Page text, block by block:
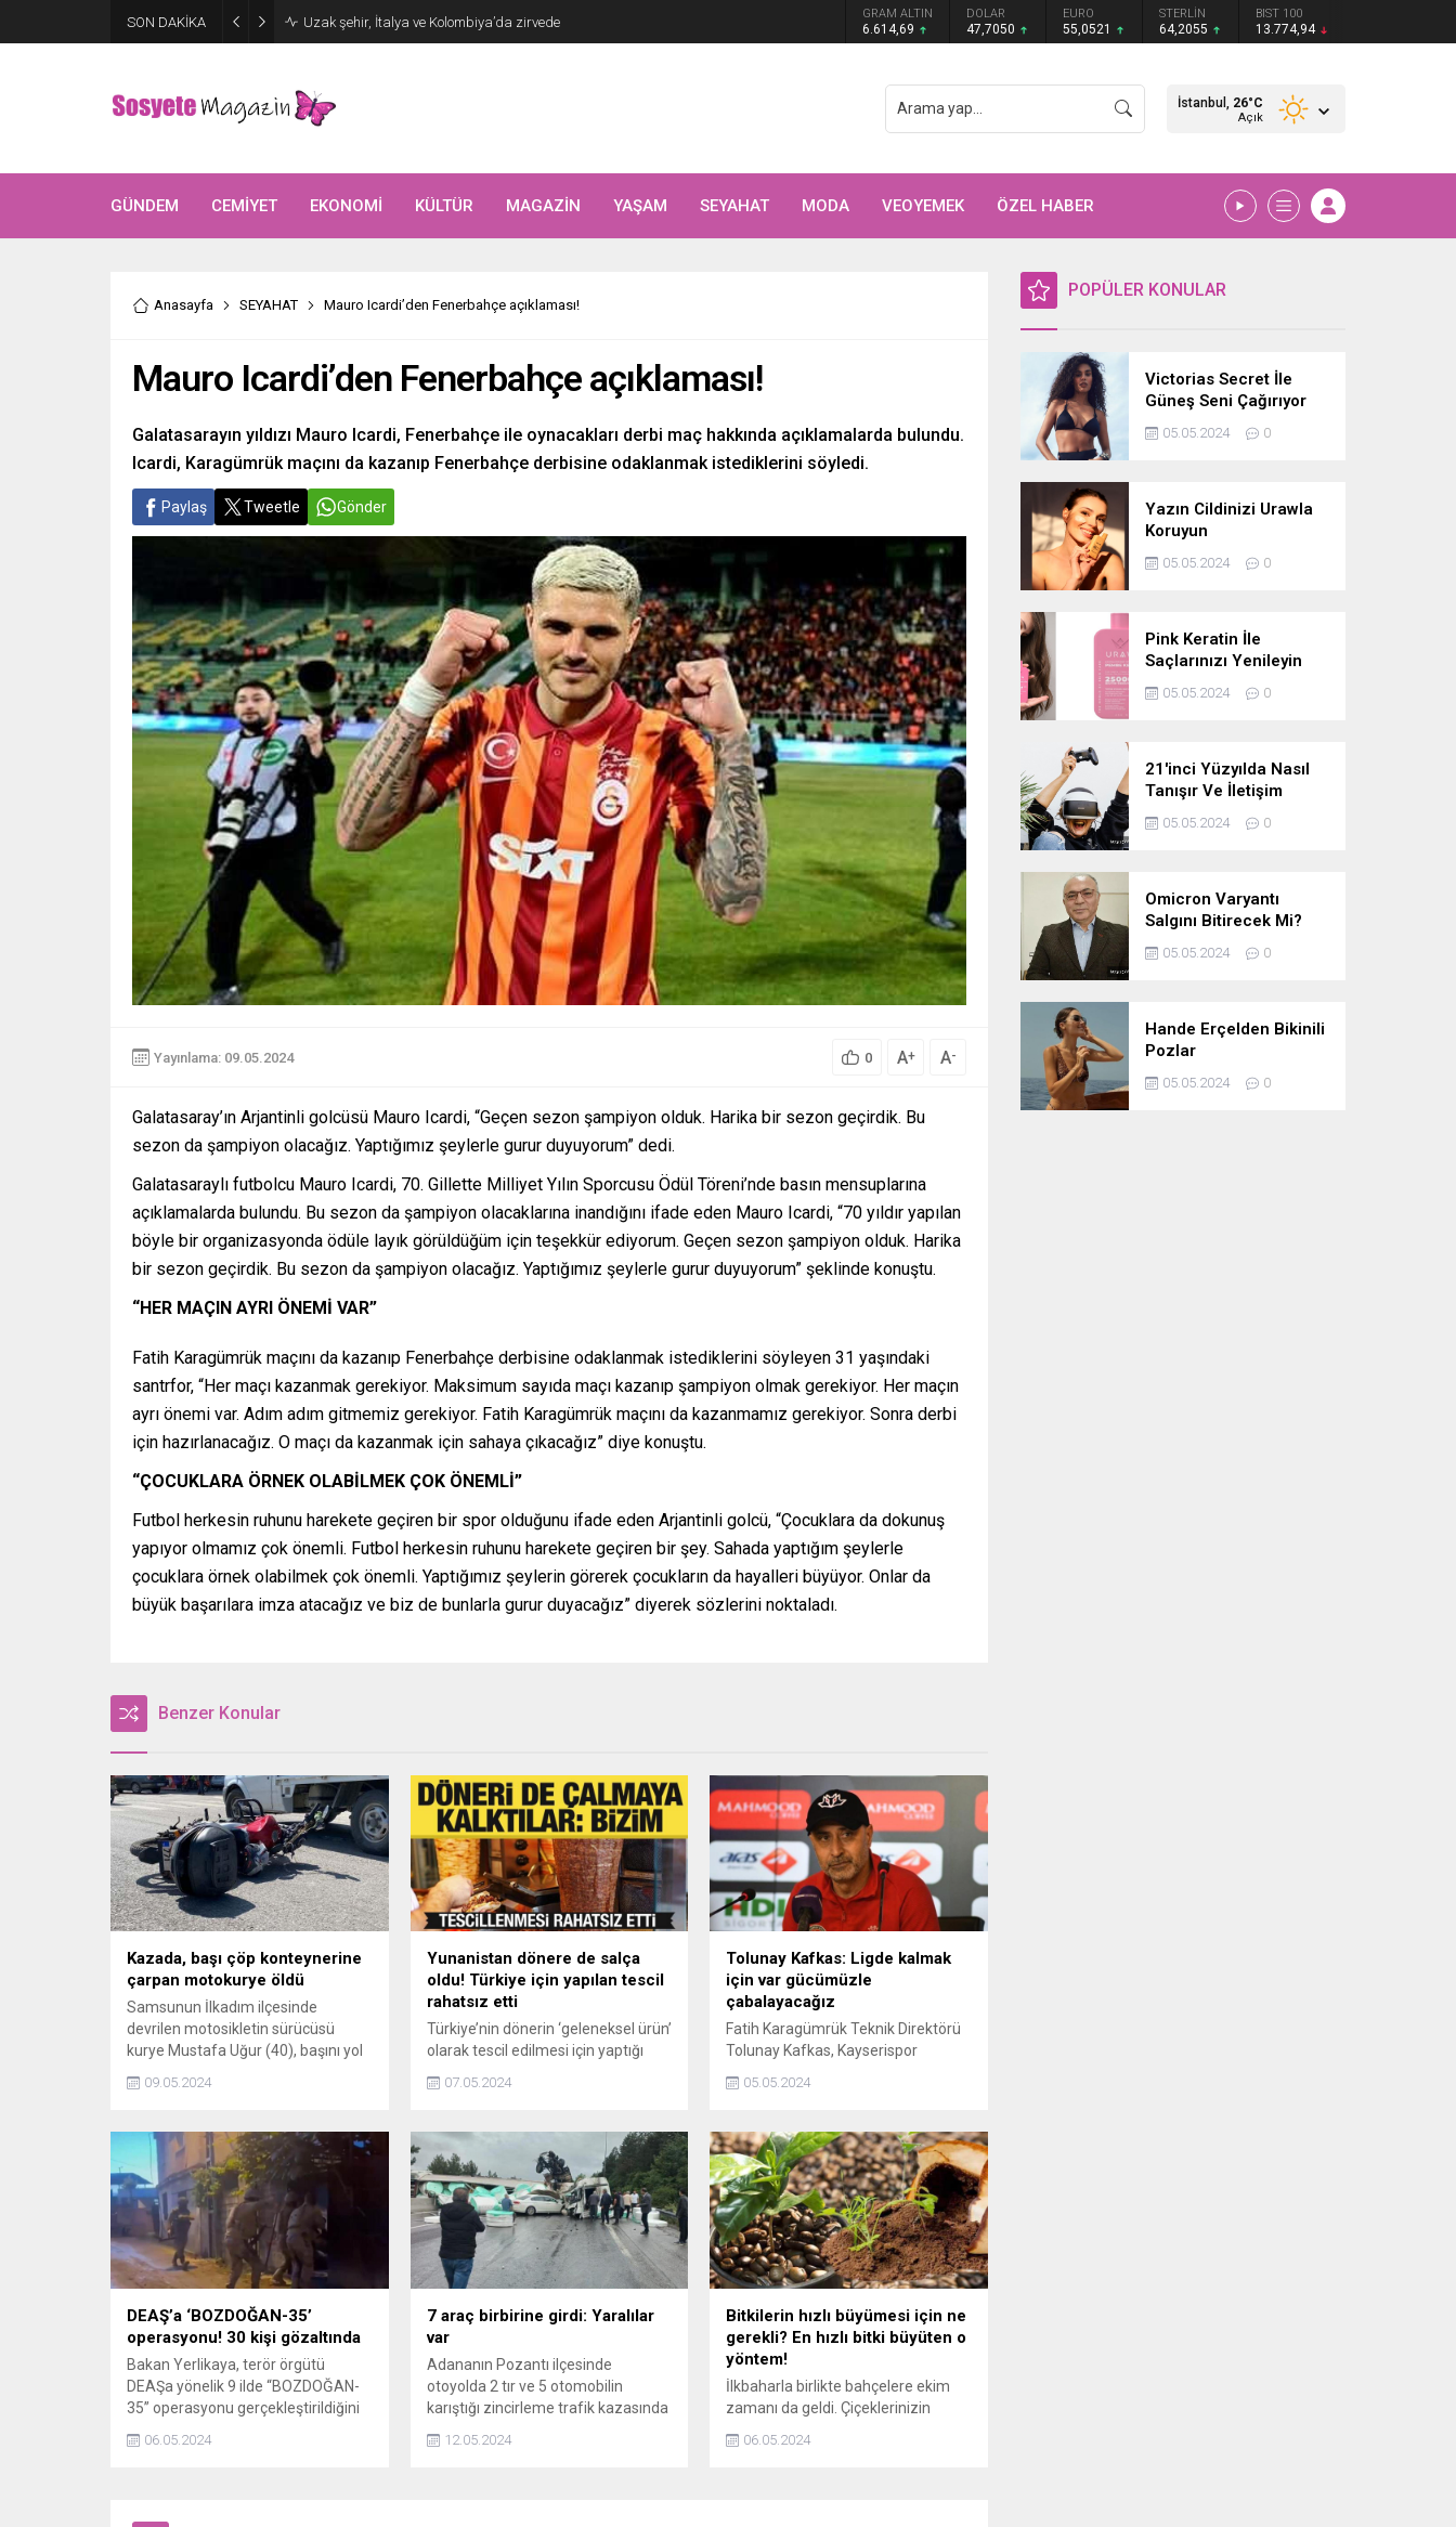
SON DAKİKA
Aşkları sette başladı! Serra Arıtürk’ten sevgilisi Aytaç Şaşmaz’a romantik
kutlama
GRAM ALTIN
6.614,69
DOLAR
47,7050
EURO
55,0521
STERLİN
64,2055
BIST 100
13.774,94
İstanbul, 26°C
Açık
GÜNDEM CEMİYET EKONOMİ KÜLTÜR MAGAZİN YAŞAM SEYAHAT MODA VEOYEMEK ÖZEL HABER
Anasayfa SEYAHAT Mauro Icardi’den Fenerbahçe açıklaması!
Mauro Icardi’den Fenerbahçe açıklaması!
Galatasarayın yıldızı Mauro Icardi, Fenerbahçe ile oynacakları derbi maç hakkında açıklamalarda bulundu.
Icardi, Karagümrük maçını da kazanıp Fenerbahçe derbisine odaklanmak istediklerini söyledi.
Paylaş Tweetle Gönder
Yayınlama: 09.05.2024 0 A+ A-
Galatasaray’ın Arjantinli golcüsü Mauro Icardi, “Geçen sezon şampiyon olduk. Harika bir sezon geçirdik. Bu
sezon da şampiyon olacağız. Yaptığımız şeylerle gurur duyuyorum” dedi.
Galatasaraylı futbolcu Mauro Icardi, 70. Gillette Milliyet Yılın Sporcusu Ödül Töreni’nde basın mensuplarına
açıklamalarda bulundu. Bu sezon da şampiyon olacaklarına inandığını ifade eden Mauro Icardi, “70 yıldır yapılan
böyle bir organizasyonda ödüle layık görüldüğüm için teşekkür ediyorum. Geçen sezon şampiyon olduk. Harika
bir sezon geçirdik. Bu sezon da şampiyon olacağız. Yaptığımız şeylerle gurur duyuyorum” şeklinde konuştu.
“HER MAÇIN AYRI ÖNEMİ VAR”
Fatih Karagümrük maçını da kazanıp Fenerbahçe derbisine odaklanmak istediklerini söyleyen 31 yaşındaki
santrfor, “Her maçı kazanmak gerekiyor. Maksimum sayıda maçı kazanıp şampiyon olmak gerekiyor. Her maçın
ayrı önemi var. Adım adım gitmemiz gerekiyor. Fatih Karagümrük maçını da kazanmamız gerekiyor. Sonra derbi
için hazırlanacağız. O maçı da kazanmak için sahaya çıkacağız” diye konuştu.
“ÇOCUKLARA ÖRNEK OLABİLMEK ÇOK ÖNEMLİ”
Futbol herkesin ruhunu harekete geçiren bir spor olduğunu ifade eden Arjantinli golcü, “Çocuklara da dokunuş
yapıyor olmamız çok önemli. Futbol herkesin ruhunu harekete geçiren bir şey. Sahada yaptığım şeylerle
çocuklara örnek olabilmek çok önemli. Yaptığımız şeylerin görerek çocukların da hayalleri büyüyor. Onlar da
büyük başarılara imza atacağız ve biz de bunlarla gurur duyacağız” diyerek sözlerini noktaladı.
Benzer Konular
Kazada, başı çöp konteynerine
çarpan motokurye öldü
Samsunun İlkadım ilçesinde
devrilen motosikletin sürücüsü
kurye Mustafa Uğur (40), başını yol
kenarındaki çöp konteynerine
çarpıp, hayatını kaybetti.
09.05.2024
Yunanistan dönere de salça
oldu! Türkiye için yapılan tescil
rahatsız etti
Türkiye’nin dönerin ‘geleneksel ürün’
olarak tescil edilmesi için yaptığı
başvurunun, Avrupa Birliği Resmi
Gazetesi’nde yayınlanması, daha
çıkmak isteyen Yunanistan’da
rahatsızlık yarattı.
07.05.2024
Tolunay Kafkas: Ligde kalmak
için var gücümüzle
çabalayacağız
Fatih Karagümrük Teknik Direktörü
Tolunay Kafkas, Kayserispor
maçının ardından yaptığı
açıklamada, "Önümüzdeki üç tane
Ligde kalmak için var gücümüzle
çabalayacağız" dedi.
05.05.2024
DEAŞ’a ‘BOZDOĞAN-35’
operasyonu! 30 kişi gözaltında
Bakan Yerlikaya, terör örgütü
DEAŞa yönelik 9 ilde “BOZDOĞAN-
35” operasyonu gerçekleştirildiğini
kişi gözaltına alındı.
06.05.2024
7 araç birbirine girdi: Yaralılar
var
Adananın Pozantı ilçesinde
otoyolda 2 tır ve 5 otomobilin
karıştığı zincirleme trafik kazasında
12.05.2024
Bitkilerin hızlı büyümesi için ne
gerekli? En hızlı bitki büyüten o
yöntem!
İlkbaharla birlikte bahçelere ekim
zamanı da geldi. Çiçeklerinizin
büyümesini istiyorsanız bu haber
06.05.2024
POPÜLER KONULAR
Victorias Secret İle
Güneş Seni Çağırıyor
05.05.2024 0
Yazın Cildinizi Urawla
Koruyun
05.05.2024 0
Pink Keratin İle
Saçlarınızı Yenileyin
05.05.2024 0
21'inci Yüzyılda Nasıl
Tanışır Ve İletişim
Kurarız Ve Metaverse
Bunu Yakın Zamanda
05.05.2024 0
Omicron Varyantı
Salgını Bitirecek Mi?
05.05.2024 0
Hande Erçelden Bikinili
Pozlar
05.05.2024 0